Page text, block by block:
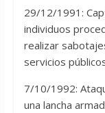
29/12/1991:
individuos
realizar
servicios
7/10/1992:
una lancha